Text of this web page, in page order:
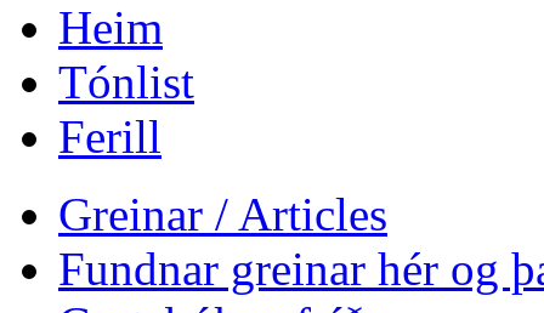
Heim
Tónlist
Ferill
Greinar / Articles
Fundnar greinar hér og